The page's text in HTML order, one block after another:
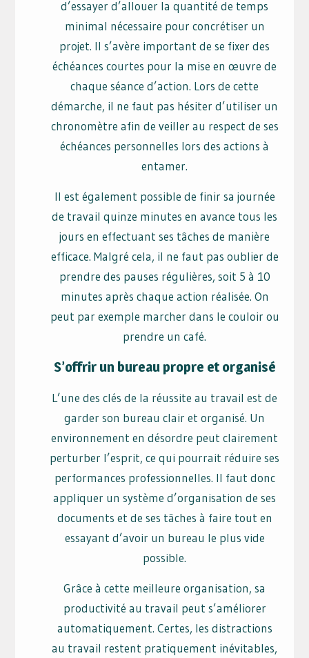
d’essayer d’allouer la quantité de temps
minimal nécessaire pour concrétiser un
projet. Il s’avère important de se fixer des
échéances courtes pour la mise en œuvre de
chaque séance d’action. Lors de cette
démarche, il ne faut pas hésiter d’utiliser un
chronomètre afin de veiller au respect de ses
échéances personnelles lors des actions à
entamer.
Il est également possible de finir sa journée
de travail quinze minutes en avance tous les
jours en effectuant ses tâches de manière
efficace. Malgré cela, il ne faut pas oublier de
prendre des pauses régulières, soit 5 à 10
minutes après chaque action réalisée. On
peut par exemple marcher dans le couloir ou
prendre un café.
S’offrir un bureau propre et organisé
L’une des clés de la réussite au travail est de
garder son bureau clair et organisé. Un
environnement en désordre peut clairement
perturber l’esprit, ce qui pourrait réduire ses
performances professionnelles. Il faut donc
appliquer un système d’organisation de ses
documents et de ses tâches à faire tout en
essayant d’avoir un bureau le plus vide
possible.
Grâce à cette meilleure organisation, sa
productivité au travail peut s’améliorer
automatiquement. Certes, les distractions
au travail restent pratiquement inévitables,